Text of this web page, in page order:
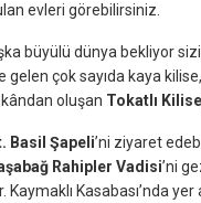
evleri görebilirsiniz.
büyülü dünya bekliyor sizi.
çok sayıda kaya
oluşan Tokatlı Kilise
Basil Şapeli’ni ziyaret
Rahipler Vadisi’ni
Kasabası’nda yer